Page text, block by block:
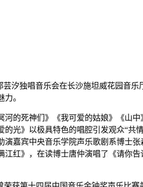
汐独唱音乐会在长沙施坦威花园音
。
的死神们》《我可爱的姑娘》《山
光》以极具特色的唱腔引发观众“
嘉宾中央音乐学院声乐歌剧系博士
红》，在读博士唐仲演唱了《请你